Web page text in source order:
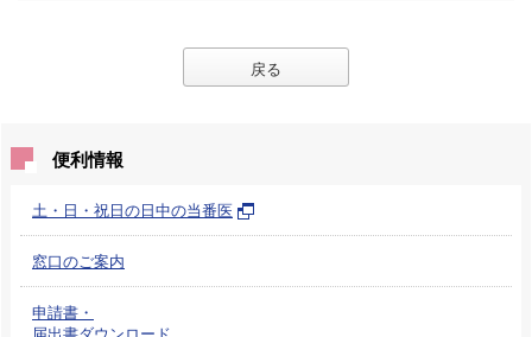
戻る
便利情報
土・日・祝日の日中の当番医
窓口のご案内
申請書・